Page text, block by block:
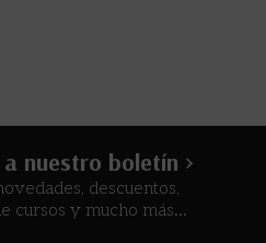
nuestro boletín >
descuentos,
cursos y mucho más...